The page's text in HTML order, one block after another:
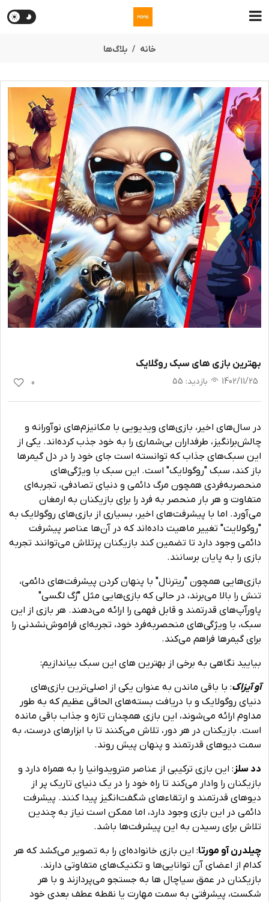
خانه بلاگ‌ها
بهترین بازی های سبک روگلایک
1402/11/25 بازدید:
55
0
در سال‌های اخیر، بازی‌های ویدیویی با مکانیزم‌های نوآورانه و
چالش‌برانگیز، طرفداران بی‌شماری را به خود جذب کرده‌اند. یکی از
این سبک‌های جذاب که توانسته است جای خود را در دل گیمرها
باز کند، سبک "روگولایک" است. این سبک با ویژگی‌های
منحصربه‌فردی همچون مرگ دائمی و دنیای تصادفی، تجربه‌ای
متفاوت و هر بار منحصر به فرد را برای بازیکنان به ارمغان
می‌آورد. اما با پیشرفت‌های اخیر، بسیاری از بازی‌های روگولایک به
"روگولایت" تغییر ماهیت داده‌اند که در آن‌ها عناصر پیشرفت
دائمی وجود دارد تا تضمین کند بازیکنان پرتلاش می‌توانند تجربه
بازی را به پایان برسانند.
بازی‌هایی همچون "ریترنال" با پنهان کردن پیشرفت‌های دائمی،
تنش را بالا می‌برند، در حالی که بازی‌هایی مثل "رُگ لگسی"
پاورآپ‌های قدرتمند و قابل فهمی را ارائه می‌دهند. هر بازی از این
سبک، با ویژگی‌های منحصربه‌فرد خود، تجربه‌ای فراموش‌نشدنی را
برای گیمرها فراهم می‌کند.
بیایید نگاهی به برخی از بهترین های این سبک بیاندازیم:
‌آو آیزاک: با باقی ماندن به عنوان یکی از اصلی‌ترین بازی‌های
دنیای روگولایک و با دریافت بسته‌های الحاقی عظیم که به طور
مداوم ارائه می‌شوند، این بازی همچنان تازه و جذاب باقی مانده
است. بازیکنان در هر دور، تلاش می‌کنند تا با ابزارهای درست، به
سمت دیوهای قدرتمند و پنهان پیش روند.
دد سلز: این بازی ترکیبی از عناصر مترویدوانیا را به همراه دارد و
بازیکنان را وادار می‌کند تا راه خود را در یک دنیای تاریک پر از
دیوهای قدرتمند و ارتقاءهای شگفت‌انگیز پیدا کنند. پیشرفت
دائمی در این بازی وجود دارد، اما ممکن است نیاز به چندین
تلاش برای رسیدن به این پیشرفت‌ها باشد.
چیلدرن آو مورتا: این بازی خانواده‌ای را به تصویر می‌کشد که هر
کدام از اعضای آن توانایی‌ها و تکنیک‌های متفاوتی دارند.
بازیکنان در عمق سیاچال ها به جستجو می‌پردازند و با هر
شکست، پیشرفتی به سمت مهارت یا نقطه عطف بعدی خود